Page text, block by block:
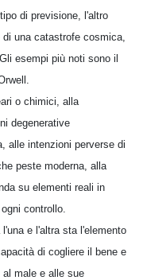
di previsione, l'altro
una catastrofe cosmica,
esempi più noti sono il
o chimici, alla
degenerative
alle intenzioni perverse di
peste moderna, alla
su elementi reali in
controllo.
e l'altra sta l'elemento
di cogliere il bene e
male e alle sue